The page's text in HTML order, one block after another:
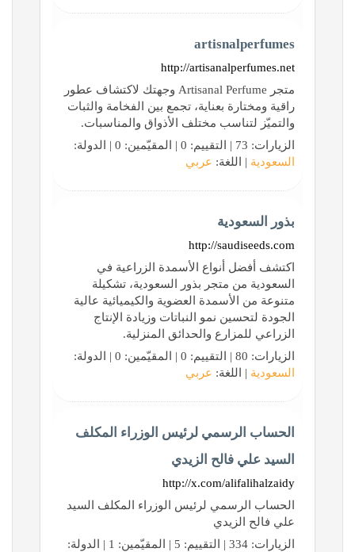
artisnalperfumes
http://artisanalperfumes.net
متجر Artisanal Perfume وجهتك لاكتشاف عطور
راقية ومختارة بعناية، تجمع بين الفخامة والثبات
والتميّز لتناسب مختلف الأذواق والمناسبات.
الزيارات: 73 | التقييم: 0 | المقيّمين: 0 | الدولة:
السعودية | اللغة: عربي
بذور السعودية
http://saudiseeds.com
اكتشف أفضل أنواع الأسمدة الزراعية في
السعودية من متجر بذور السعودية، تشكيلة
متنوعة من الأسمدة العضوية والكيميائية عالية
الجودة لتحسين نمو النباتات وزيادة الإنتاج
الزراعي للمزارع والحدائق المنزلية.
الزيارات: 80 | التقييم: 0 | المقيّمين: 0 | الدولة:
السعودية | اللغة: عربي
الحساب الرسمي لرئيس الوزراء المكلف
السيد علي فالح الزيدي
http://x.com/alifalihalzaidy
الحساب الرسمي لرئيس الوزراء المكلف السيد
علي فالح الزيدي
الزيارات: 334 | التقييم: 5 | المقيّمين: 1 | الدولة: